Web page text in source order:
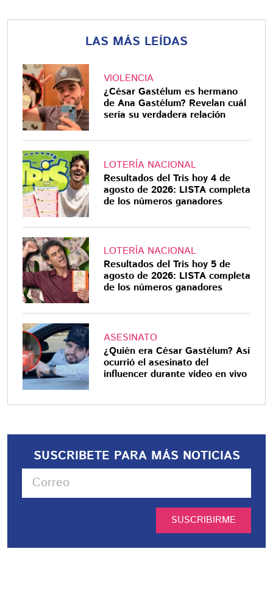
LAS MÁS LEÍDAS
VIOLENCIA
¿César Gastélum es hermano
de Ana Gastélum? Revelan cuál
sería su verdadera relación
LOTERÍA NACIONAL
Resultados del Tris hoy 4 de
agosto de 2026: LISTA completa
de los números ganadores
LOTERÍA NACIONAL
Resultados del Tris hoy 5 de
agosto de 2026: LISTA completa
de los números ganadores
ASESINATO
¿Quién era César Gastélum? Así
ocurrió el asesinato del
influencer durante video en vivo
SUSCRIBETE PARA MÁS NOTICIAS
SUSCRIBIRME